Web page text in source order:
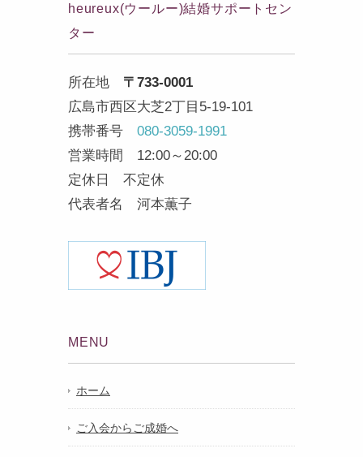
heureux(ウールー)結婚サポートセン
ター
所在地 〒733-0001
広島市西区大芝2丁目5-19-101
携帯番号 080-3059-1991
営業時間 12:00～20:00
定休日 不定休
代表者名 河本薫子
MENU
ホーム
ご入会からご成婚へ